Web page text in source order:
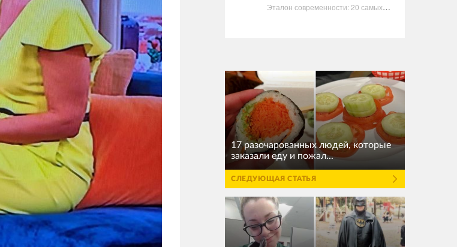
Эталон современности: 20 самых красивых и привлекательных актрис Голливуда, по мнению Google | Ультрамарин
17 разочарованных людей, которые
заказали еду и пожал...
СЛЕДУЮЩАЯ СТАТЬЯ